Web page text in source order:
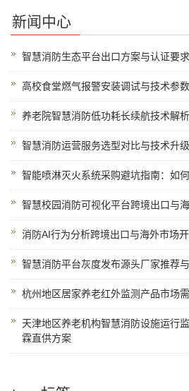
新闻中心
智慧消防生态平台出口方案与认证要
高校食堂燃气报警安装调试与技术参
养老院智慧消防低功耗长续航技术解析
智慧消防运营服务选型对比与技术升
智能喷淋灭火系统采购避坑指南：如
智慧校园消防可视化平台跨境出口与
消防AI行为分析跨境出口与海外市场
智慧消防平台灰度发布源头厂家推荐
杭州地区居家养老红外监测产品市场
天津地区养老机构智慧消防设施运行
霖直供方案